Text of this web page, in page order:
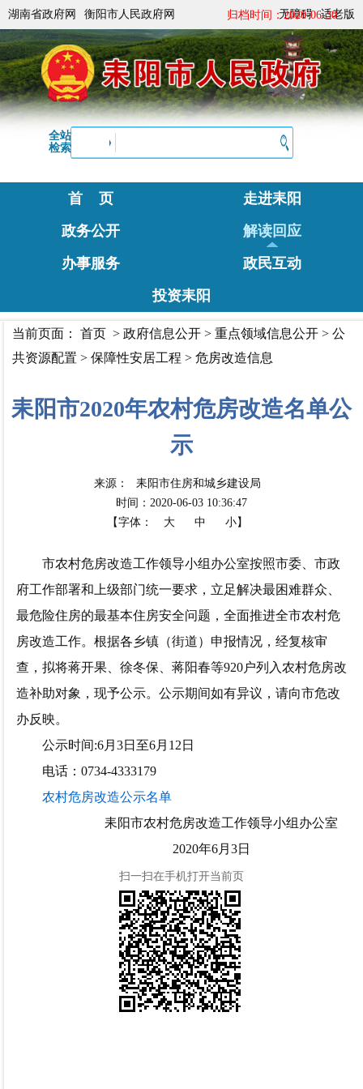
湖南省政府网 衡阳市人民政府网 无障碍 适老版
全站
检索
首 页
走进耒阳
政务公开
解读回应
办事服务
政民互动
投资耒阳
当前页面： 首页 > 政府信息公开 > 重点领域信息公开 > 公
共资源配置 > 保障性安居工程 > 危房改造信息
耒阳市2020年农村危房改造名单公
示
来源：
耒阳市住房和城乡建设局
时间：2020-06-03 10:36:47
【字体：
大 中 小】
市农村危房改造工作领导小组办公室按照市委、市政
府工作部署和上级部门统一要求，立足解决最困难群众、
最危险住房的最基本住房安全问题，全面推进全市农村危
房改造工作。根据各乡镇（街道）申报情况，经复核审
查，拟将蒋开果、徐冬保、蒋阳春等920户列入农村危房改
造补助对象，现予公示。公示期间如有异议，请向市危改
办反映。
公示时间:6月3日至6月12日
电话：0734-4333179
农村危房改造公示名单
耒阳市农村危房改造工作领导小组办公室
2020年6月3日
扫一扫在手机打开当前页
归档时间：2020-06-30